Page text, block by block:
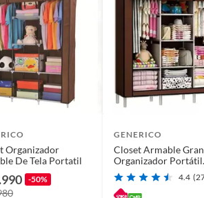
Organizador
De Tela Portatil
-50%
GENERICO
Closet Armable
Organizador Portátil
Ropero Armario
FIGOIMPORT
4.4